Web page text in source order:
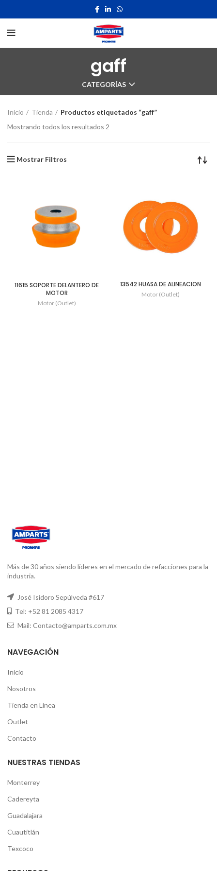
gaff
CATEGORÍAS
Inicio Tienda
Productos etiquetados “gaff”
Mostrando todos los resultados 2
Mostrar Filtros
11615 SOPORTE DELANTERO DE
MOTOR
Motor (Outlet)
13542 HUASA DE ALINEACION
Motor (Outlet)
Más de 30 años siendo líderes en el mercado de refacciones para la
industria.
José Isidoro Sepúlveda #617
Tel: +52 81 2085 4317
Mail: Contacto@amparts.com.mx
NAVEGACIÓN
Inicio
Nosotros
Tienda en Línea
Outlet
Contacto
NUESTRAS TIENDAS
Monterrey
Cadereyta
Guadalajara
Cuautitlán
Texcoco